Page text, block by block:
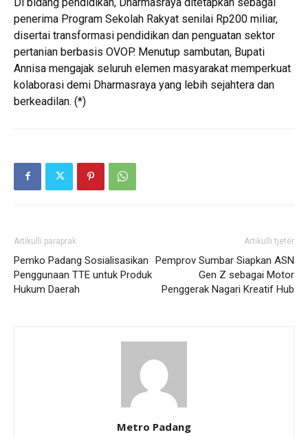
penerima Program Sekolah Rakyat senilai Rp200 miliar,
disertai transformasi pendidikan dan penguatan sektor
pertanian berbasis OVOP. Menutup sambutan, Bupati
Annisa mengajak seluruh elemen masyarakat memperkuat
kolaborasi demi Dharmasraya yang lebih sejahtera dan
berkeadilan. (*)
Artikulli paraprak
Pemko Padang Sosialisasikan
Penggunaan TTE untuk Produk
Hukum Daerah
Artikulli tjetër
Pemprov Sumbar Siapkan ASN
Gen Z sebagai Motor
Penggerak Nagari Kreatif Hub
Metro Padang